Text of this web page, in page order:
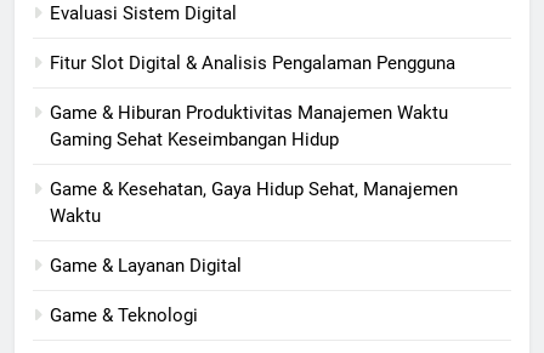
Evaluasi Sistem Digital
Fitur Slot Digital & Analisis Pengalaman Pengguna
Game & Hiburan Produktivitas Manajemen Waktu
Gaming Sehat Keseimbangan Hidup
Game & Kesehatan, Gaya Hidup Sehat, Manajemen
Waktu
Game & Layanan Digital
Game & Teknologi